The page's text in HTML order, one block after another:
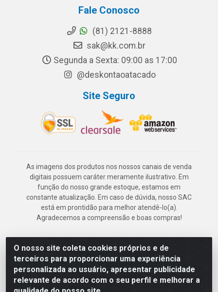
O nosso site coleta cookies próprios e de
terceiros para proporcionar uma experiência
personalizada ao usuário, apresentar publicidade
relevante de acordo com o seu perfil e melhorar a
Fale Conosco
(81) 2121-8888
sak@kk.com.br
Segunda a Sexta: 09:00 as 17:00
@deskontaoatacado
Site Seguro
As imagens dos produtos nos nossos canais de venda
digitais possuem caráter meramente ilustrativo. Em
função do nosso grande estoque, estamos em
constante atualização. Em caso de dúvida, nosso SAC
está em prontidão para melhor atendê-lo(a).
Agradecemos a compreensão e boas compras!
Deskontão Atacado - Av. Marechal Mascarenhas de Morais, 2471 -
Imbiribeira - Recife/PE - CEP 51.150-001 - CNPJ 24.150.377/0003-
57